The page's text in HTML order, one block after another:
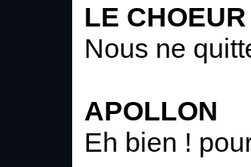
LE CHOEUR
Nous ne
APOLLON
Eh bien !